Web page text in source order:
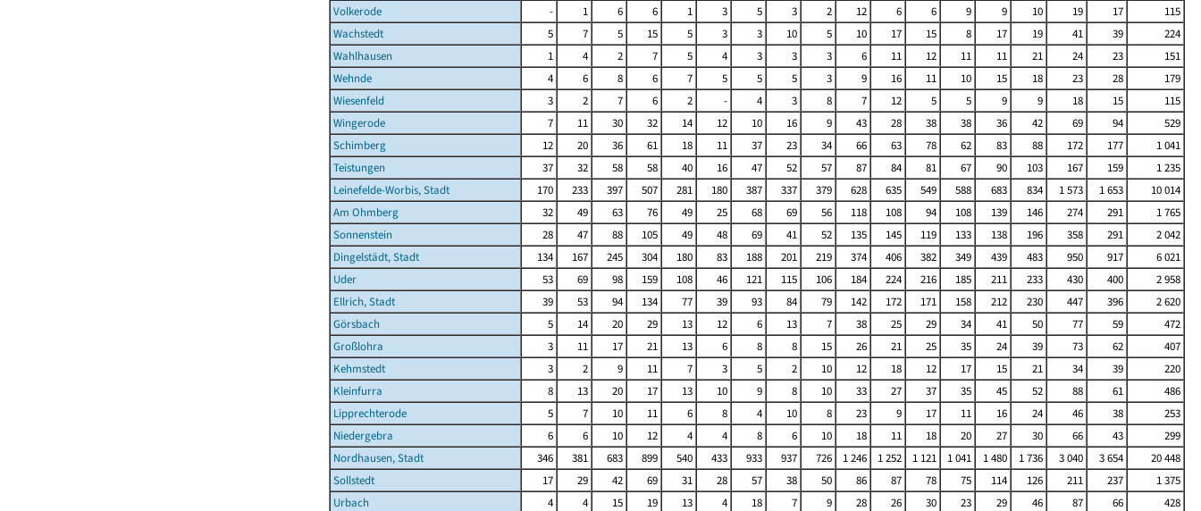
Volkerode
- 1 6 6 1 3 5 3 2 12 6 6 9 9 10 19 17
115
Wachstedt
5 7 5 15 5 3 3 10 5 10 17 15 8 17 19 41 39
224
Wahlhausen
1 4 2 7 5 4 3 3 3 6 11 12 11 11 21 24 23
151
Wehnde
4 6 8 6 7 5 5 5 3 9 16 11 10 15 18 23 28
179
Wiesenfeld
3 2 7 6 2 - 4 3 8 7 12 5 5 9 9 18 15
115
Wingerode
7 11 30 32 14 12 10 16 9 43 28 38 38 36 42 69 94
529
Schimberg
12 20 36 61 18 11 37 23 34 66 63 78 62 83 88 172 177
1 041
Teistungen
37 32 58 58 40 16 47 52 57 87 84 81 67 90 103 167 159
1 235
Leinefelde-Worbis, Stadt
170 233 397 507 281 180 387 337 379 628 635 549 588 683 834 1 573 1 653
10 014
Am Ohmberg
32 49 63 76 49 25 68 69 56 118 108 94 108 139 146 274 291
1 765
Sonnenstein
28 47 88 105 49 48 69 41 52 135 145 119 133 138 196 358 291
2 042
Dingelstädt, Stadt
134 167 245 304 180 83 188 201 219 374 406 382 349 439 483 950 917
6 021
Uder
53 69 98 159 108 46 121 115 106 184 224 216 185 211 233 430 400
2 958
Ellrich, Stadt
39 53 94 134 77 39 93 84 79 142 172 171 158 212 230 447 396
2 620
Görsbach
5 14 20 29 13 12 6 13 7 38 25 29 34 41 50 77 59
472
Großlohra
3 11 17 21 13 6 8 8 15 26 21 25 35 24 39 73 62
407
Kehmstedt
3 2 9 11 7 3 5 2 10 12 18 12 17 15 21 34 39
220
Kleinfurra
8 13 20 17 13 10 9 8 10 33 27 37 35 45 52 88 61
486
Lipprechterode
5 7 10 11 6 8 4 10 8 23 9 17 11 16 24 46 38
253
Niedergebra
6 6 10 12 4 4 8 6 10 18 11 18 20 27 30 66 43
299
Nordhausen, Stadt
346 381 683 899 540 433 933 937 726 1 246 1 252 1 121 1 041 1 480 1 736 3 040 3 654
20 448
Sollstedt
17 29 42 69 31 28 57 38 50 86 87 78 75 114 126 211 237
1 375
Urbach
4 4 15 19 13 4 18 7 9 28 26 30 23 29 46 87 66
428